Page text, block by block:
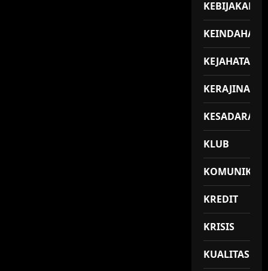
KEBIJAKAN
KEINDAHAN
KEJAHATAN
KERAJINAN
KESADARAN
KLUB
KOMUNIKASI
KREDIT
KRISIS
KUALITAS